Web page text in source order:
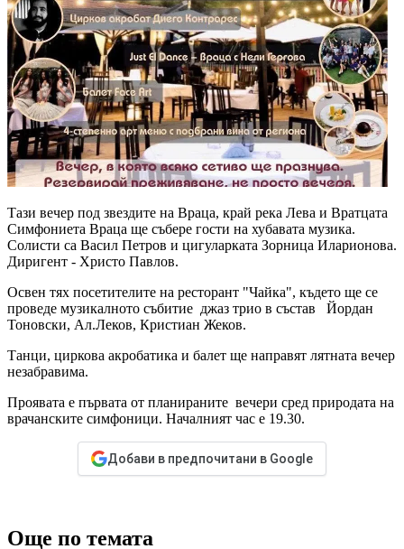
Тази вечер под звездите на Враца, край река Лева и Вратцата
Симфониета Враца ще събере гости на хубавата музика.
Солисти са Васил Петров и цигуларката Зорница Иларионова.
Диригент - Христо Павлов.
Освен тях посетителите на ресторант "Чайка", където ще се
проведе музикалното събитие джаз трио в състав Йордан
Тоновски, Ал.Леков, Кристиан Жеков.
Танци, циркова акробатика и балет ще направят лятната вечер
незабравима.
Проявата е първата от планираните вечери сред природата на
врачанските симфоници. Началният час е 19.30.
Добави в предпочитани в Google
Още по темата